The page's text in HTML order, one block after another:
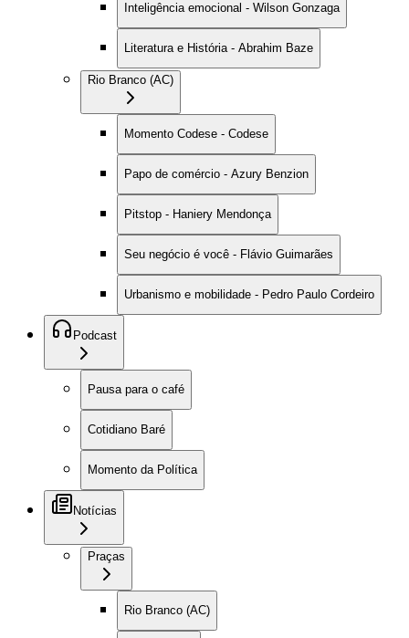
Inteligência emocional - Wilson Gonzaga
Literatura e História - Abrahim Baze
Rio Branco (AC)
Momento Codese - Codese
Papo de comércio - Azury Benzion
Pitstop - Haniery Mendonça
Seu negócio é você - Flávio Guimarães
Urbanismo e mobilidade - Pedro Paulo Cordeiro
Podcast
Pausa para o café
Cotidiano Baré
Momento da Política
Notícias
Praças
Rio Branco (AC)